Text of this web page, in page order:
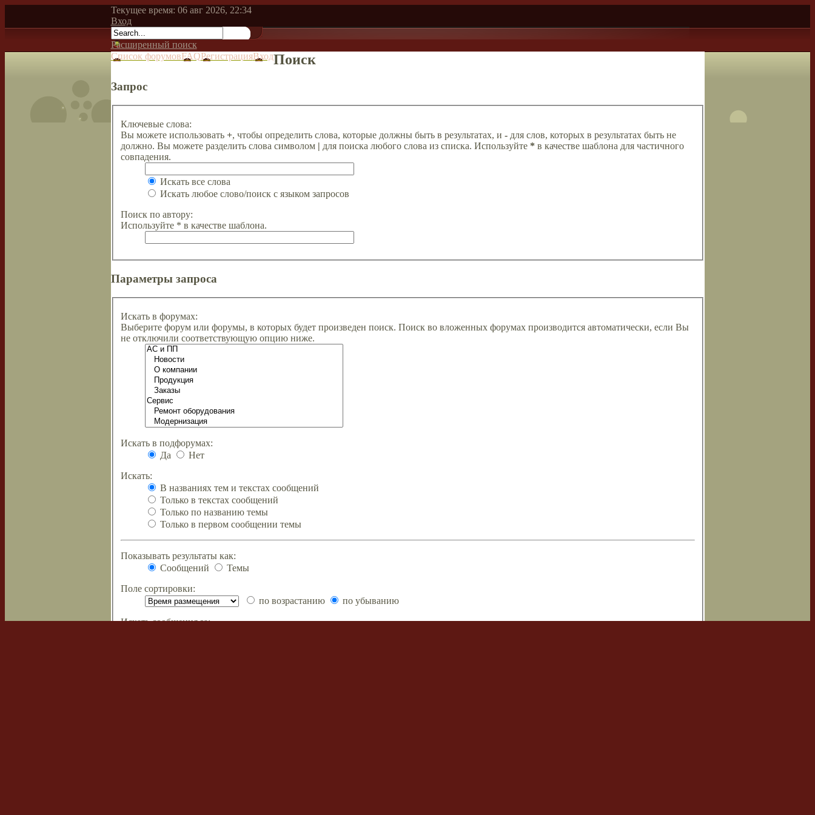
Текущее время: 06 авг 2026, 22:34
Вход
Расширенный поиск
Список форумовFAQРегистрацияВходПоиск
Запрос
Ключевые слова:
Вы можете использовать +, чтобы определить слова, которые должны быть в результатах, и -для слов, которых в результатах быть не
должно. Вы можете разделить слова символом | для поиска любого слова из списка. Используйте * в качестве шаблона для частичного
совпадения.
Искать все слова
Искать любое слово/поиск с языком запросов
Поиск по автору:
Используйте * в качестве шаблона.
Параметры запроса
Искать в форумах:
Выберите форум или форумы, в которых будет произведен поиск. Поиск во вложенных форумах производится автоматически, если Вы
не отключили соответствующую опцию ниже.
Искать в подфорумах:
Да
Нет
Искать:
В названиях тем и текстах сообщений
Только в текстах сообщений
Только по названию темы
Только в первом сообщении темы
Показывать результаты как:
Сообщений
Темы
Поле сортировки:
по возрастанию
по убыванию
Искать сообщения за: